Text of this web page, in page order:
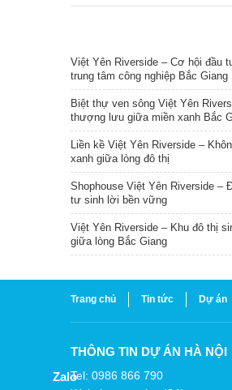
Việt Yên Riverside – Cơ hội đầu
trung tâm công nghiệp Bắc Giang
Biệt thự ven sông Việt Yên
thượng lưu giữa miền xanh Bắc
Liền kề Việt Yên Riverside –
xanh giữa lòng đô thị
Shophouse Việt Yên Riverside –
tư sinh lời bền vững
Việt Yên Riverside – Khu đô thị
giữa lòng Bắc Giang
Trang chủ Tin tức Dự án
THÔNG TIN DỰ ÁN HÀ NỘI
Tel: 0986 866 790
Zalo